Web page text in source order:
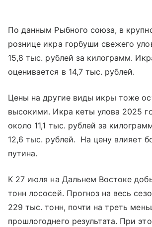
По данным Рыбного союза, в
рознице икра горбуши свежего
15,8 тыс. рублей за килограмм.
оценивается в 14,7 тыс. рублей.
Цены на другие виды икры тоже
высокими. Икра кеты улова 2025
около 11,1 тыс. рублей за
12,6 тыс. рублей. На цену влияет
путина.
К 27 июля на Дальнем Востоке
тонн лососей. Прогноз на весь
229 тыс. тонн, почти на треть
прошлогоднего результата. При